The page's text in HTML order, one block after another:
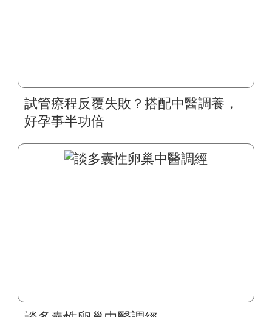
試管療程反覆失敗？搭配中醫調養，
好孕事半功倍